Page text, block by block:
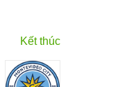
Kết thúc